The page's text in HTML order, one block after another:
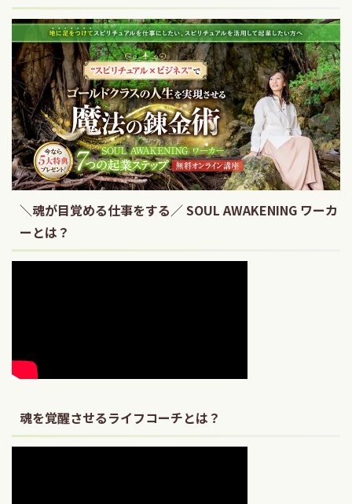
＼魂が目覚める仕事をする／ SOUL AWAKENING ワーカ
ーとは？
魂を覚醒させるライフコーチとは？